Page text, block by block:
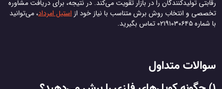
رقابتی تولیدکنندگان را در بازار تقویت می‌کند. در نتیجه، برای دریافت مشاوره
تخصصی و انتخاب روش برش متناسب با نیاز خود از استیل امرداد، می‌توانید
با شماره ۰۲۱۹۱۰۳۰۶۴۵ تماس بگیرید.
سوالات متداول